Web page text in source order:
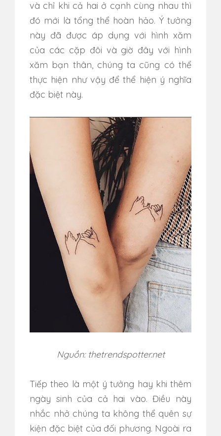
và chỉ khi cả hai ở cạnh cùng nhau thì
đó mới là tổng thể hoàn hảo. Ý tưởng
này đã được áp dụng với hình xăm
của các cặp đôi và giờ đây với hình
xăm bạn thân, chúng ta cũng có thể
thực hiện như vậy để thể hiện ý nghĩa
đặc biệt này.
Nguồn: thetrendspotter.net
Tiếp theo là một ý tưởng hay khi thêm
ngày sinh của cả hai vào. Điều này
nhắc nhở chúng ta không thể quên sự
kiện đặc biệt của đối phương. Ngoài ra